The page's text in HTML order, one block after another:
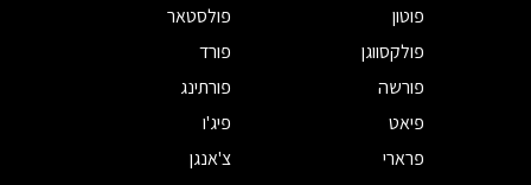
פוטון
פולסטאר
פולקסווגן
פורד
פורשה
פורתינג
פיאט
פיג'ו
פרארי
צ'אנגן